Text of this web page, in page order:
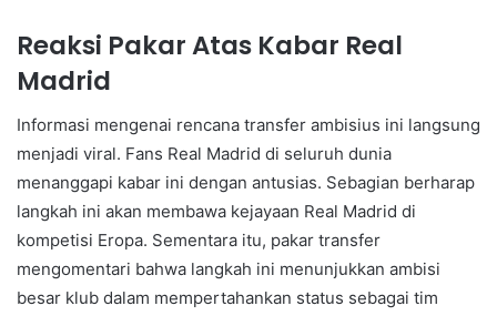
Reaksi Pakar Atas Kabar Real
Madrid
Informasi mengenai rencana transfer ambisius ini langsung
menjadi viral. Fans Real Madrid di seluruh dunia
menanggapi kabar ini dengan antusias. Sebagian berharap
langkah ini akan membawa kejayaan Real Madrid di
kompetisi Eropa. Sementara itu, pakar transfer
mengomentari bahwa langkah ini menunjukkan ambisi
besar klub dalam mempertahankan status sebagai tim